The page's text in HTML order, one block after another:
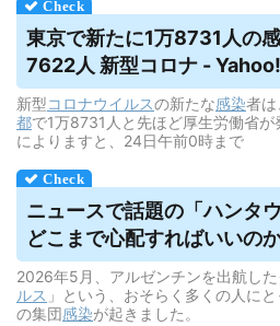
東京で新たに1万8731人の
7622人 新型コロナ -
新型コロナウイルスの新たな感染者は
都で1万8731人と先ほど厚生労働省
によりますと、24日午前0時まで
ニュースで話題の「ハンタ
どこまで心配すればいいの
2026年5月、アルゼンチンを出航し
ルス 」という、おそらく多くの人に
の集団感染が起きました。